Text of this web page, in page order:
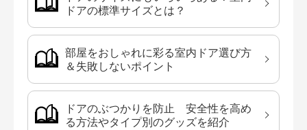
ドアの標準サイズとは？
部屋をおしゃれに彩る室内ドア選び方
＆失敗しないポイント
ドアのぶつかりを防止 安全性を高め
る方法やタイプ別のグッズを紹介